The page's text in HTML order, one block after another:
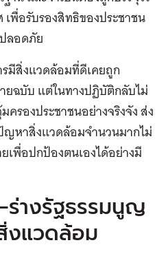
พื่อรับรองสิทธิของประชาชน
ลอดภัย
มีสิ่งแวดล้อมที่ดีเคยถูก
ฉบับ แต่ในทางปฏิบัติกลับไม่
รองประชาชนอย่างจริงจัง ส่ง
ญหาสิ่งแวดล้อมจำนวนมากไม่
เพื่อปกป้องตนเองได้อย่างมี
ร่างรัฐธรรมนูญ
งแวดล้อม